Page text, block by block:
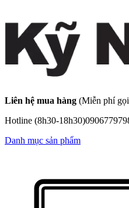
Liên hệ mua hàng (Miễn phí
Hotline (8h30-18h30)
Danh mục sản phẩm